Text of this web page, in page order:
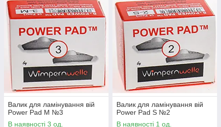
Валик для ламінування вій
Power Pad M №3
В наявності 3 од.
Валик для ламінування вій
Power Pad S №2
В наявності 1 од.